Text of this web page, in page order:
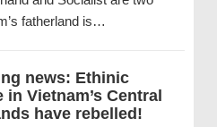
fatherland is…
news: Ethinic
in Vietnam’s Central
have rebelled!